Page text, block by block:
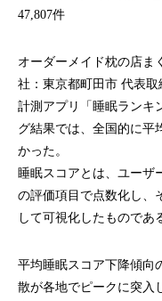
47,807件
オーダーメイド枕の店ま
社：東京都町田市 代表
計測アプリ「睡眠ランキ
グ結果では、全国的に平
かった。
睡眠スコアとは、ユーザ
の評価項目で点数化し、
して可視化したものであ
平均睡眠スコア下降傾向
散が各地でピークに突入